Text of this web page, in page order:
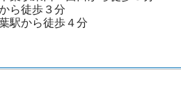
ら徒歩３分
駅から徒歩４分